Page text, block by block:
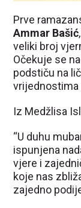
Prve
Ammar Bašić
veliki broj
Očekuje se
podstiču na
vrijednostima
Iz Medžlisa
“U duhu
ispunjena
vjere i
koje nas
zajedno